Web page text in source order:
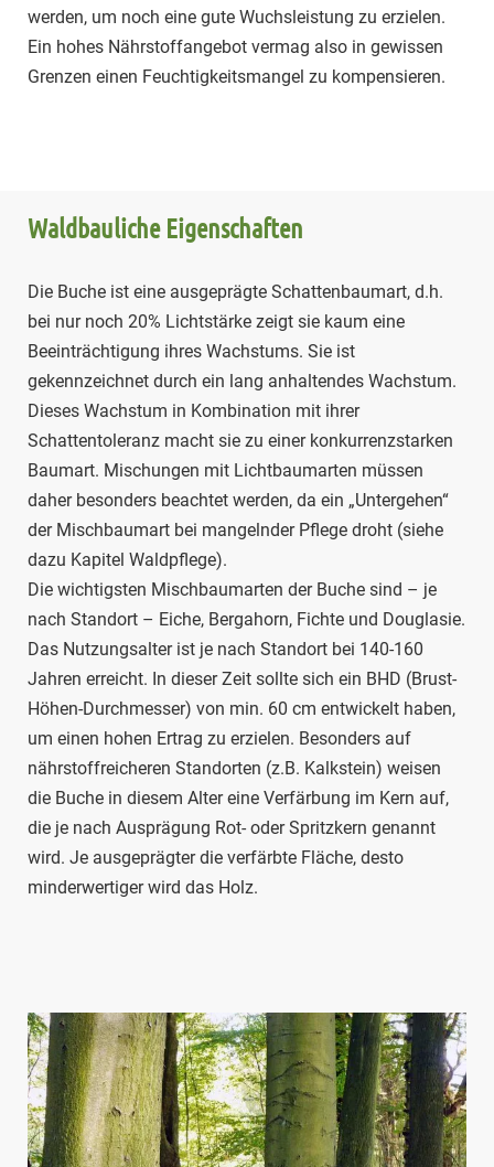
werden, um noch eine gute Wuchsleistung zu erzielen.
Ein hohes Nährstoffangebot vermag also in gewissen
Grenzen einen Feuchtigkeitsmangel zu kompensieren.
Waldbauliche Eigenschaften
Die Buche ist eine ausgeprägte Schattenbaumart, d.h.
bei nur noch 20% Lichtstärke zeigt sie kaum eine
Beeinträchtigung ihres Wachstums. Sie ist
gekennzeichnet durch ein lang anhaltendes Wachstum.
Dieses Wachstum in Kombination mit ihrer
Schattentoleranz macht sie zu einer konkurrenzstarken
Baumart. Mischungen mit Lichtbaumarten müssen
daher besonders beachtet werden, da ein „Untergehen“
der Mischbaumart bei mangelnder Pflege droht (siehe
dazu Kapitel Waldpflege).
Die wichtigsten Mischbaumarten der Buche sind – je
nach Standort – Eiche, Bergahorn, Fichte und Douglasie.
Das Nutzungsalter ist je nach Standort bei 140-160
Jahren erreicht. In dieser Zeit sollte sich ein BHD (Brust-
Höhen-Durchmesser) von min. 60 cm entwickelt haben,
um einen hohen Ertrag zu erzielen. Besonders auf
nährstoffreicheren Standorten (z.B. Kalkstein) weisen
die Buche in diesem Alter eine Verfärbung im Kern auf,
die je nach Ausprägung Rot- oder Spritzkern genannt
wird. Je ausgeprägter die verfärbte Fläche, desto
minderwertiger wird das Holz.